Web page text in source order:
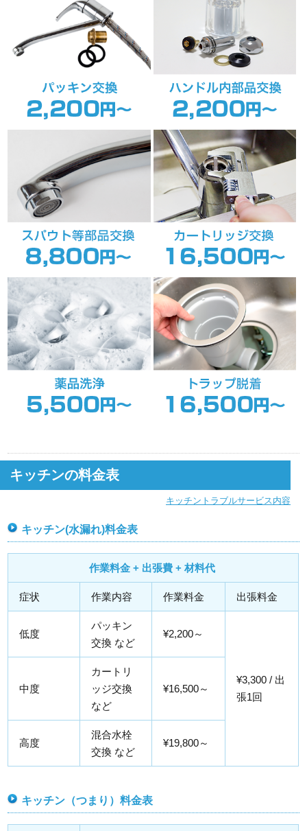
キッチンの料金表
キッチントラブルサービス内容
キッチン(水漏れ)料金表
作業料金 + 出張費 + 材料代
症状 作業内容 作業料金 出張料金
低度
パッキン
交換 など
¥2,200～
¥3,300 / 出
張1回
中度
カートリ
ッジ交換
など
¥16,500～
高度
混合水栓
交換 など
¥19,800～
キッチン（つまり）料金表